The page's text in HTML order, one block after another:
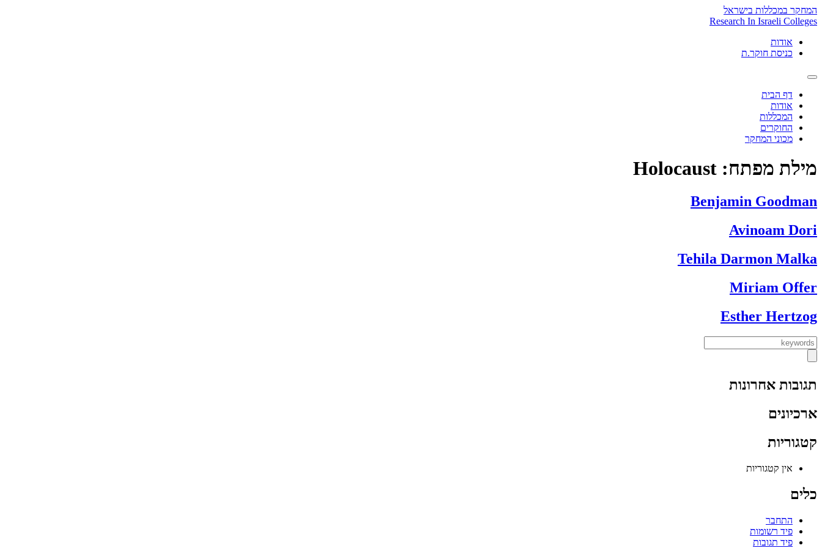
Skip
to
המחקר במכללות בישראל
Research In Israeli Colleges
אודות
כניסת חוקר.ת
דף הבית
אודות
המכללות
החוקרים
מכוני המחקר
מילת מפתח: Holocaust
Benjamin Goodman
Avinoam Dori
Tehila Darmon Malka
Miriam Offer
Esther Hertzog
תגובות אחרונות
ארכיונים
קטגוריות
אין קטגוריות
כלים
התחבר
פיד רשומות
פיד תגובות